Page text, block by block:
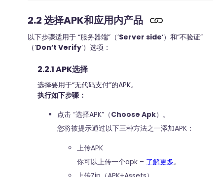
2.2 选择APK和应用内产品
以下步骤适用于 “服务器端”（’Server side‘）和“不验证”
（’Don’t Verify‘）选项：
2.2.1 APK选择
选择要用于“无代码支付”的APK。
执行如下步骤：
点击 “选择APK”（Choose Apk）。
您将被提示通过以下三种方法之一添加APK：
上传APK
你可以上传一个apk – 了解更多。